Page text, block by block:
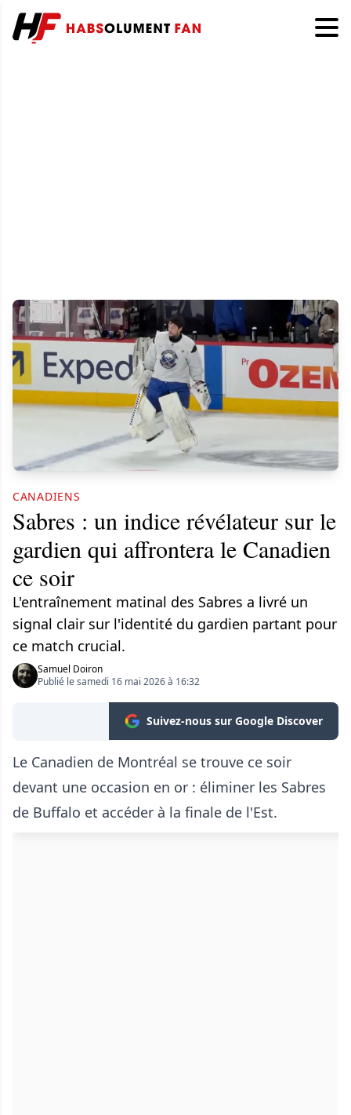
CANADIENS
Sabres : un indice révélateur sur le
gardien qui affrontera le Canadien
ce soir
L'entraînement matinal des Sabres a livré un
signal clair sur l'identité du gardien partant pour
ce match crucial.
Samuel Doiron
Publié le samedi 16 mai 2026 à 16:32
Suivez-nous sur Google Discover
Le Canadien de Montréal se trouve ce soir
devant une occasion en or : éliminer les Sabres
de Buffalo et accéder à la finale de l'Est.